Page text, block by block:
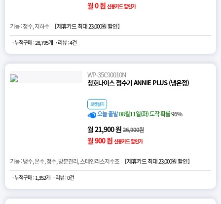
월 0 원 신용카드 할인가
기능 : 정수, 지하수 【제휴카드 최대 23,000원 할인】
· 누적구매 : 28,795개 · 리뷰 : 4건
WP-35C90010N
청호나이스 정수기 ANNIE PLUS (냉온정)
로켓설치
오늘 출발08월11일(화) 도착 확률96%
월 21,900 원26,900원
월 900 원 신용카드 할인가
기능 : 냉수, 온수, 정수, 방문관리, 스테인리스저수조 【제휴카드 최대 23,000원 할인】
· 누적구매 : 1,352개 · 리뷰 : 0건